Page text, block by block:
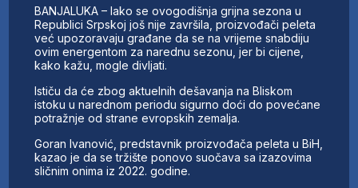
BANJALUKA – Iako se ovogodišnja grijna sezona u
Republici Srpskoj još nije završila, proizvođači peleta
već upozoravaju građane da se na vrijeme snabdiju
ovim energentom za narednu sezonu, jer bi cijene,
kako kažu, mogle divljati.
Ističu da će zbog aktuelnih dešavanja na Bliskom
istoku u narednom periodu sigurno doći do povećane
potražnje od strane evropskih zemalja.
Goran Ivanović, predstavnik proizvođača peleta u BiH,
kazao je da se tržište ponovo suočava sa izazovima
sličnim onima iz 2022. godine.